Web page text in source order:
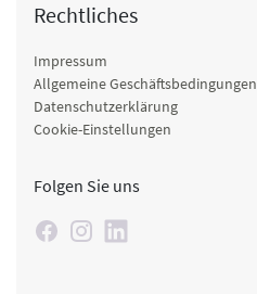
Rechtliches
Impressum
Allgemeine Geschäftsbedingungen
Datenschutzerklärung
Cookie-Einstellungen
Folgen Sie uns